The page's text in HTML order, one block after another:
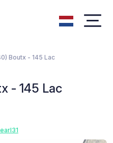
Boutx - 145 Lac
- 145 Lac